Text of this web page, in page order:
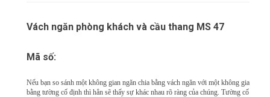
Vách ngăn phòng khách và cầu thang MS 47
Mã số:
Nếu bạn so sánh một không gian ngăn chia bằng vách ngăn với một không gian
bằng tường cố định thì hẳn sẽ thấy sự khác nhau rõ ràng của chúng. Tường cố